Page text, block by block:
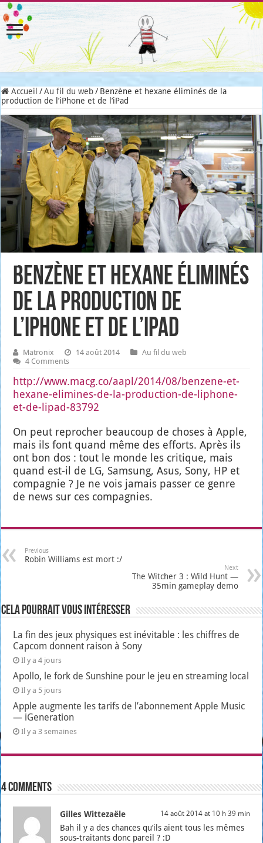
Accueil / Au fil du web / Benzène et hexane éliminés de la
production de l’iPhone et de l’iPad
Benzène et hexane éliminés
de la production de
l’iPhone et de l’iPad
Matronix 14 août 2014
Au fil du web
4 Comments
http://www.macg.co/aapl/2014/08/benzene-et-
hexane-elimines-de-la-production-de-liphone-
et-de-lipad-83792
On peut repro­cher beau­coup de choses à Apple,
mais ils font quand même des efforts. Après ils
ont bon dos : tout le monde les cri­tique, mais
quand est-il de LG, Sam­sung, Asus, Sony, HP et
com­pa­gnie ? Je ne vois jamais pas­ser ce genre
de news sur ces com­pa­gnies.
Previous
Robin Williams est mort :/
Next
The Witcher 3 : Wild Hunt —
35min gameplay demo
Cela pourrait vous intéresser
La fin des jeux physiques est inévitable : les chiffres de
Capcom donnent raison à Sony
Il y a 4 jours
Apollo, le fork de Sunshine pour le jeu en streaming local
Il y a 5 jours
Apple augmente les tarifs de l’abonnement Apple Music
— iGeneration
Il y a 3 semaines
4 comments
Gilles Wittezaële 14 août 2014 at 10 h 39 min
Bah il y a des chances qu’ils aient tous les mêmes
sous-trai­tants donc pareil ? :D